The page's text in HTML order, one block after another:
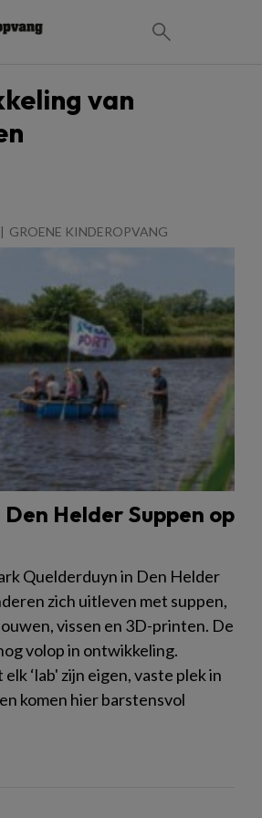
van
GROENE KINDEROPVANG
Helder Suppen op
Quelderduyn in Den Helder
zich uitleven met suppen,
vissen en 3D-printen. De
volop in ontwikkeling.
‘lab' zijn eigen, vaste plek in
komen hier barstensvol